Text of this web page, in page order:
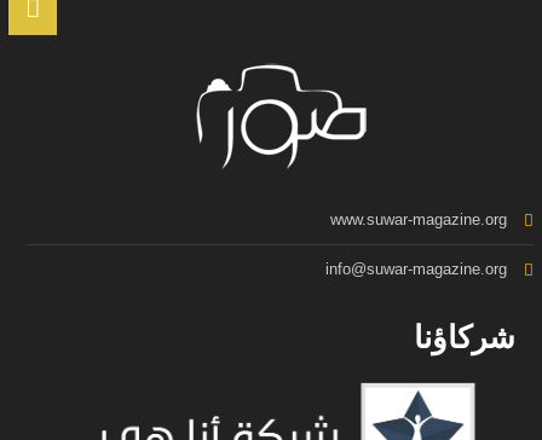
www.suwar-magazine.org
info@suwar-magazine.org
شركاؤنا